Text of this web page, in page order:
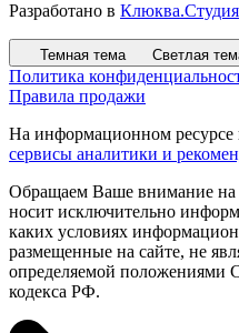
Разработано в Клюква.Студия
Темная тема Светлая
Политика
Правила продажи
На информационном ресурсе
сервисы аналитики и
Обращаем Ваше внимание на
носит исключительно
каких условиях
размещенные на сайте, не
определяемой положениями
кодекса РФ.